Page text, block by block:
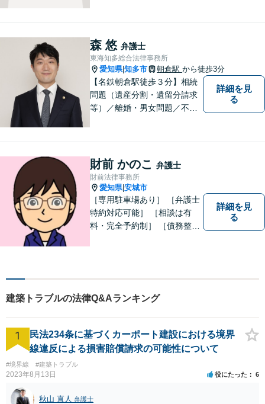
サービスを提供。【駐車場完
備】
森 悠 弁護士
東海知多総合法律事務所
愛知県|知多市 朝倉駅 から徒歩3分
【名鉄朝倉駅徒歩３分】相続
問題（遺産分割・遺留分請求
等）／離婚・男女問題／不動
多数。
詳細を見
る
財前 かのこ 弁護士
財前法律事務所
愛知県|安城市
［専用駐車場あり］ ［弁護士
特約対応可能］ ［相談は有
料・完全予約制］ ［債務整理
ています。 暮らしのトラブ
詳細を見
る
建築トラブルの法律Q&Aランキング
1
民法234条に基づくカーポート建設における境界
線違反による損害賠償請求の可能性について
#境界線 #建築トラブル
2023年8月13日 役にたった 6
秋山 直人 弁護士